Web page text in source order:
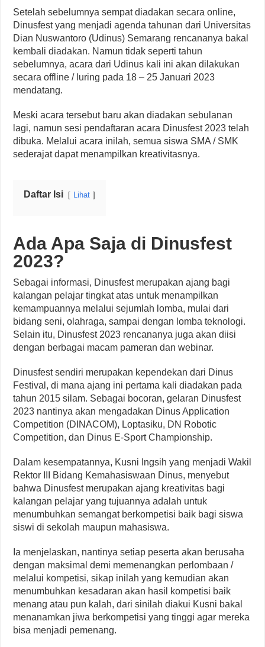
Setelah sebelumnya sempat diadakan secara online,
Dinusfest yang menjadi agenda tahunan dari Universitas
Dian Nuswantoro (Udinus) Semarang rencananya bakal
kembali diadakan. Namun tidak seperti tahun
sebelumnya, acara dari Udinus kali ini akan dilakukan
secara offline / luring pada 18 – 25 Januari 2023
mendatang.
Meski acara tersebut baru akan diadakan sebulanan
lagi, namun sesi pendaftaran acara Dinusfest 2023 telah
dibuka. Melalui acara inilah, semua siswa SMA / SMK
sederajat dapat menampilkan kreativitasnya.
Daftar Isi Lihat
Ada Apa Saja di Dinusfest
2023?
Sebagai informasi, Dinusfest merupakan ajang bagi
kalangan pelajar tingkat atas untuk menampilkan
kemampuannya melalui sejumlah lomba, mulai dari
bidang seni, olahraga, sampai dengan lomba teknologi.
Selain itu, Dinusfest 2023 rencananya juga akan diisi
dengan berbagai macam pameran dan webinar.
Dinusfest sendiri merupakan kependekan dari Dinus
Festival, di mana ajang ini pertama kali diadakan pada
tahun 2015 silam. Sebagai bocoran, gelaran Dinusfest
2023 nantinya akan mengadakan Dinus Application
Competition (DINACOM), Loptasiku, DN Robotic
Competition, dan Dinus E-Sport Championship.
Dalam kesempatannya, Kusni Ingsih yang menjadi Wakil
Rektor III Bidang Kemahasiswaan Dinus, menyebut
bahwa Dinusfest merupakan ajang kreativitas bagi
kalangan pelajar yang tujuannya adalah untuk
menumbuhkan semangat berkompetisi baik bagi siswa
siswi di sekolah maupun mahasiswa.
Ia menjelaskan, nantinya setiap peserta akan berusaha
dengan maksimal demi memenangkan perlombaan /
melalui kompetisi, sikap inilah yang kemudian akan
menumbuhkan kesadaran akan hasil kompetisi baik
menang atau pun kalah, dari sinilah diakui Kusni bakal
menanamkan jiwa berkompetisi yang tinggi agar mereka
bisa menjadi pemenang.